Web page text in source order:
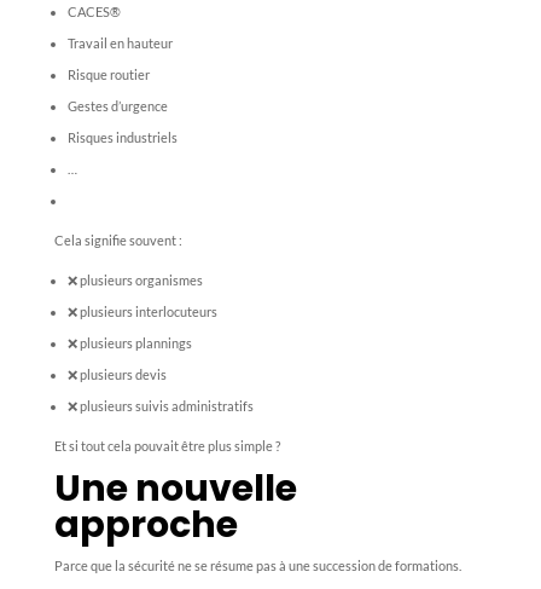
CACES®
Travail en hauteur
Risque routier
Gestes d’urgence
Risques industriels
Cela signifie souvent :
❌ plusieurs organismes
❌ plusieurs interlocuteurs
❌ plusieurs plannings
❌ plusieurs devis
❌ plusieurs suivis administratifs
Et si tout cela pouvait être plus simple ?
Une nouvelle
approche
Parce que la sécurité ne se résume pas à une succession de formations.